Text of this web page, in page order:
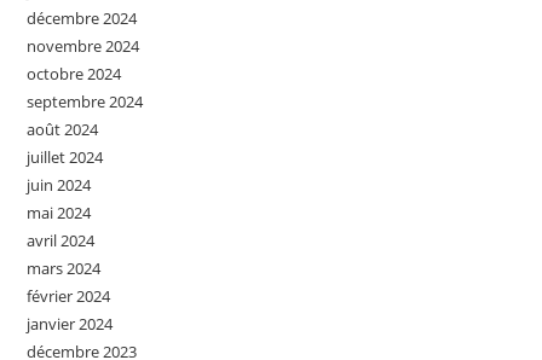
décembre 2024
novembre 2024
octobre 2024
septembre 2024
août 2024
juillet 2024
juin 2024
mai 2024
avril 2024
mars 2024
février 2024
janvier 2024
décembre 2023